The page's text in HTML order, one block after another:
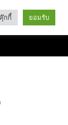
กกี้ ยอมรับ